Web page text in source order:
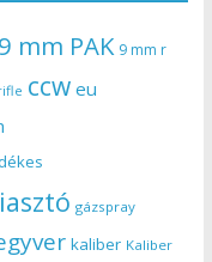
9 mm PAK 9 mm r
ccw eu
gázspray
kaliber Kaliber